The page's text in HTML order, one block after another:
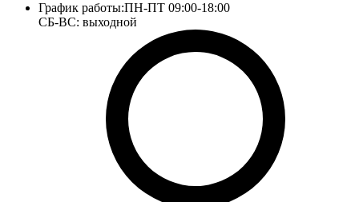
График работы:ПН-ПТ 09:00-18:00
СБ-ВС: выходной